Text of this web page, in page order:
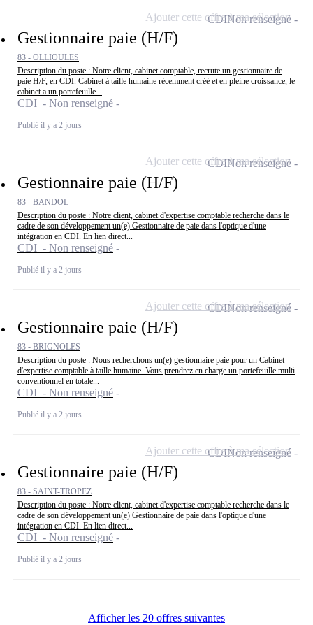
Gestionnaire paie (H/F)
83 - OLLIOULES
Description du poste : Notre client, cabinet comptable, recrute un gestionnaire de
paie H/F, en CDI. Cabinet à taille humaine récemment créé et en pleine croissance, le
cabinet a un portefeuille...
CDI - Non renseigné
Publié il y a 2 jours
CDINon renseigné
Ajouter cette offre à ma sélection
Gestionnaire paie (H/F)
83 - BANDOL
Description du poste : Notre client, cabinet d'expertise comptable recherche dans le
cadre de son développement un(e) Gestionnaire de paie dans l'optique d'une
intégration en CDI. En lien direct...
CDI - Non renseigné
Publié il y a 2 jours
CDINon renseigné
Ajouter cette offre à ma sélection
Gestionnaire paie (H/F)
83 - BRIGNOLES
Description du poste : Nous recherchons un(e) gestionnaire paie pour un Cabinet
d'expertise comptable à taille humaine. Vous prendrez en charge un portefeuille multi
conventionnel en totale...
CDI - Non renseigné
Publié il y a 2 jours
CDINon renseigné
Ajouter cette offre à ma sélection
Gestionnaire paie (H/F)
83 - SAINT-TROPEZ
Description du poste : Notre client, cabinet d'expertise comptable recherche dans le
cadre de son développement un(e) Gestionnaire de paie dans l'optique d'une
intégration en CDI. En lien direct...
CDI - Non renseigné
Publié il y a 2 jours
CDINon renseigné
Ajouter cette offre à ma sélection
Afficher les 20 offres suivantes